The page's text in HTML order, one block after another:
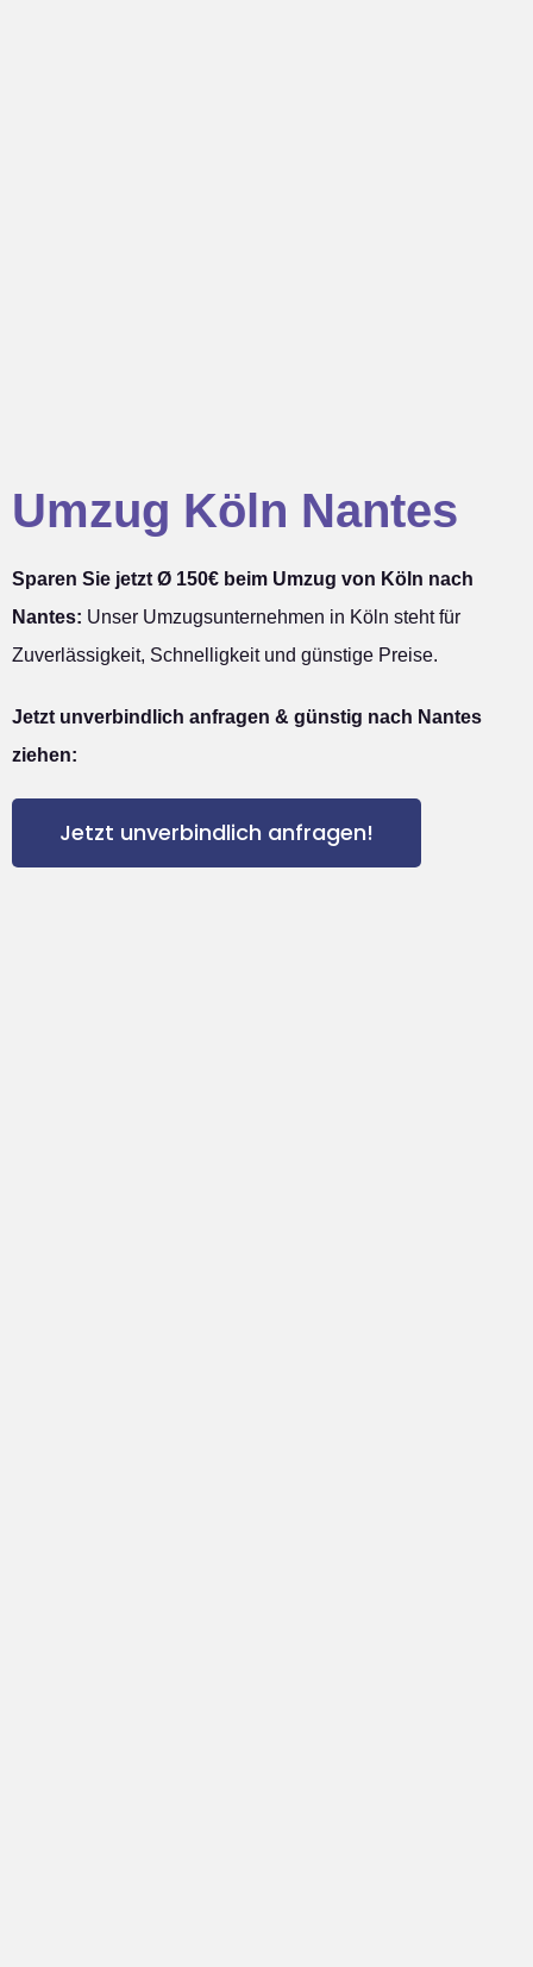
Umzug Köln Nantes
Sparen Sie jetzt Ø 150€ beim Umzug von Köln nach
Nantes: Unser Umzugsunternehmen in Köln steht für
Zuverlässigkeit, Schnelligkeit und günstige Preise.
Jetzt unverbindlich anfragen & günstig nach Nantes
ziehen:
Jetzt unverbindlich anfragen!